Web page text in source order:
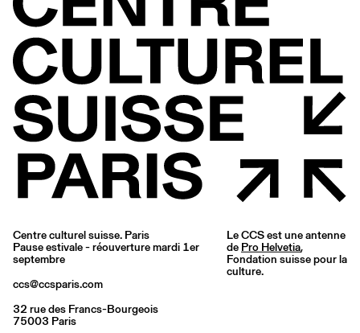
Centre culturel suisse. Paris
Pause estivale - réouverture mardi 1er
septembre
ccs@ccsparis.com
32 rue des Francs-Bourgeois
75003 Paris
Le CCS est une antenne
de Pro Helvetia,
Fondation suisse pour la
culture.